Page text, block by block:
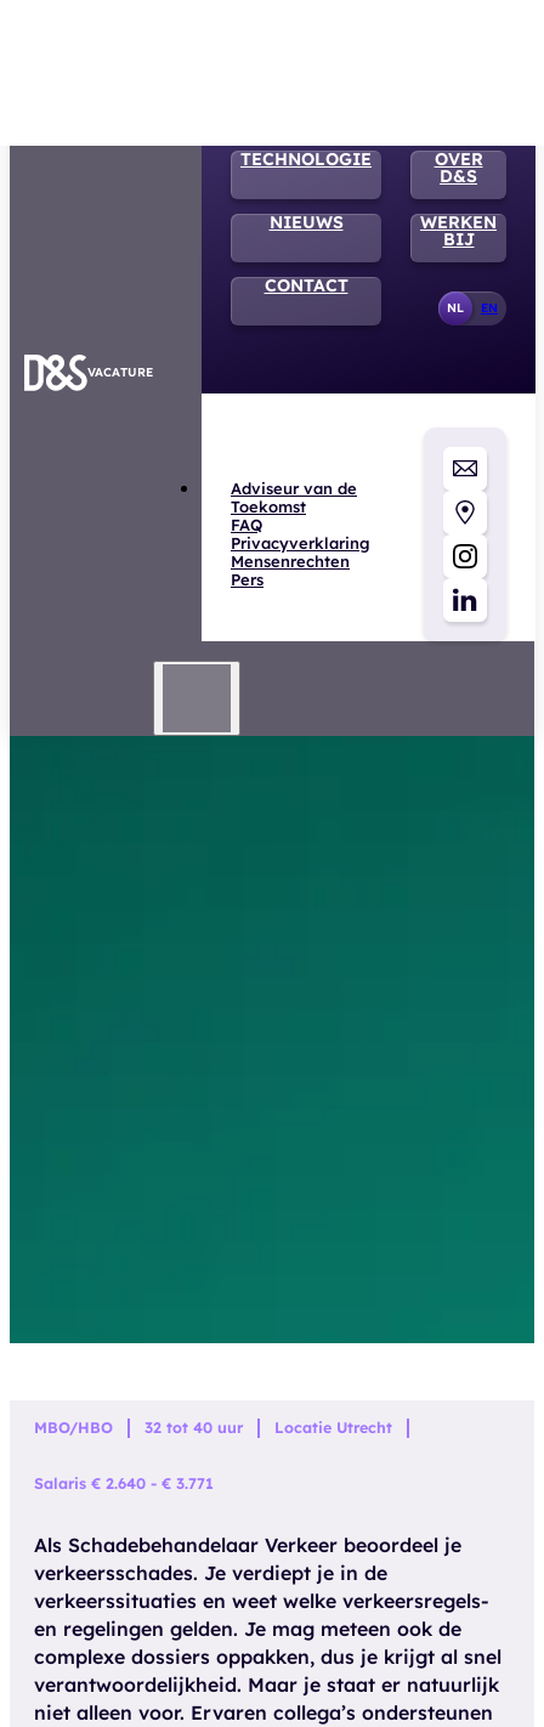
VACATURE
TECHNOLOGIE
OVER
D&S
NIEUWS WERKEN
BIJ
CONTACT
NL EN
Adviseur van de
Toekomst
FAQ
Privacyverklaring
Mensenrechten
Pers
MBO/HBO 32 tot 40 uur Locatie Utrecht
Salaris € 2.640 - € 3.771
Als Schadebehandelaar Verkeer beoordeel je
verkeersschades. Je verdiept je in de
verkeerssituaties en weet welke verkeersregels-
en regelingen gelden. Je mag meteen ook de
complexe dossiers oppakken, dus je krijgt al snel
verantwoordelijkheid. Maar je staat er natuurlijk
niet alleen voor. Ervaren collega’s ondersteunen